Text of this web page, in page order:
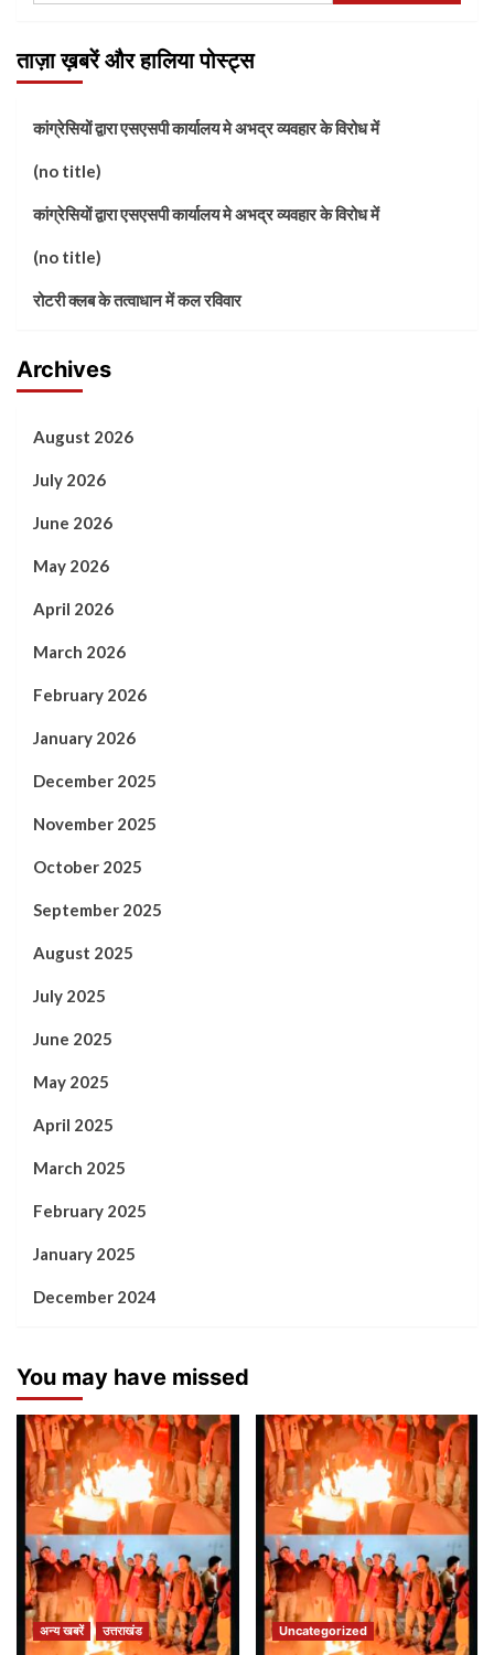
ताज़ा ख़बरें और हालिया पोस्ट्स
कांग्रेसियों द्वारा एसएसपी कार्यालय मे अभद्र व्यवहार के विरोध में
(no title)
कांग्रेसियों द्वारा एसएसपी कार्यालय मे अभद्र व्यवहार के विरोध में
(no title)
रोटरी क्लब के तत्वाधान में कल रविवार
Archives
August 2026
July 2026
June 2026
May 2026
April 2026
March 2026
February 2026
January 2026
December 2025
November 2025
October 2025
September 2025
August 2025
July 2025
June 2025
May 2025
April 2025
March 2025
February 2025
January 2025
December 2024
You may have missed
अन्य खबरें उत्तराखंड Uncategorized